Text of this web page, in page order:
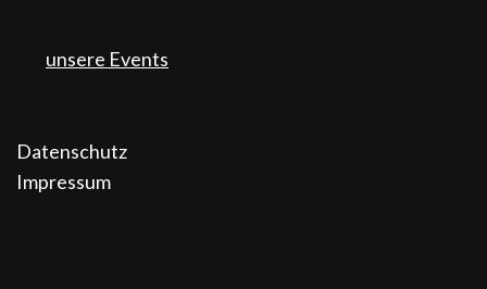
unsere Events
Datenschutz
Impressum